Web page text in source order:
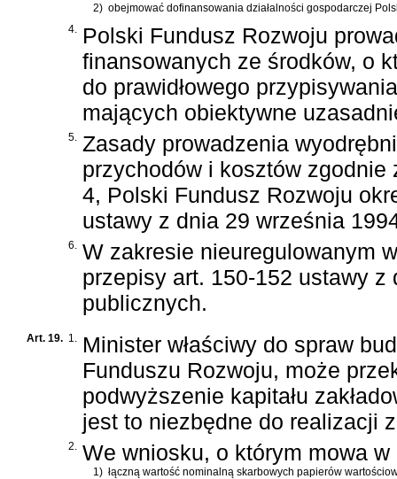
2) obejmować dofinansowania działalności gospodarczej
4. Polski Fundusz Rozwoju
finansowanych ze środków, o
do prawidłowego
mających obiektywne
5. Zasady prowadzenia
przychodów i kosztów zgodnie
4, Polski Fundusz Rozwoju
ustawy z dnia 29 września
6. W zakresie nieuregulowanym
przepisy art. 150-152 ustawy z
publicznych.
Art. 19. 1. Minister właściwy do spraw
Funduszu Rozwoju, może
podwyższenie kapitału
jest to niezbędne do realizacji
2. We wniosku, o którym mowa
1) łączną wartość nominalną skarbowych papierów